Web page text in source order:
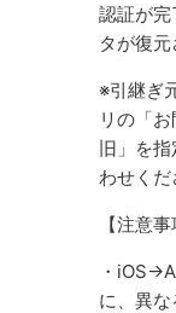
認証が
タが復元
※引継ぎ
リの「
旧」を
わせくだ
【注意事
・
に、異